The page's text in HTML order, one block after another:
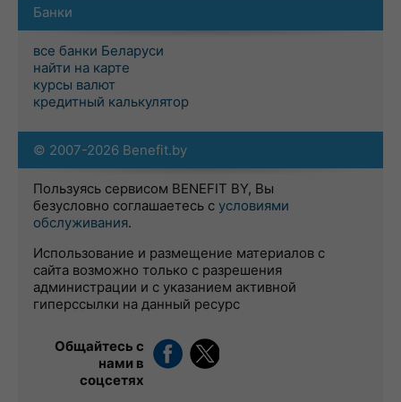
Банки
все банки Беларуси
найти на карте
курсы валют
кредитный калькулятор
© 2007-2026 Benefit.by
Пользуясь сервисом BENEFIT BY, Вы
безусловно соглашаетесь с условиями
обслуживания.
Использование и размещение материалов с
сайта возможно только с разрешения
администрации и с указанием активной
гиперссылки на данный ресурс
Общайтесь с
нами в
соцсетях